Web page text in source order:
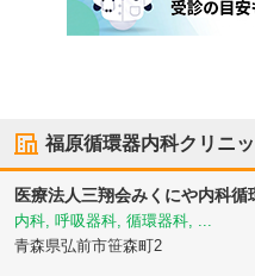
福原循環器内科クリニ
医療法人三翔会みくにや内科循
内科, 呼吸器科, 循環器科, ...
青森県弘前市笹森町2